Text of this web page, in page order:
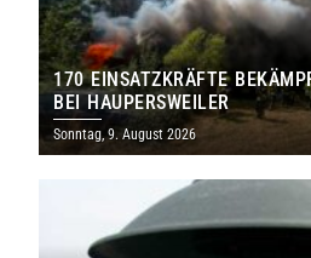
170 EINSATZKRÄFTE
EI HAUPERSWEILER
Sonntag, 9. August 2026